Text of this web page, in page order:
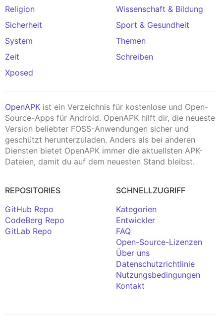
Religion
Wissenschaft & Bildung
Sicherheit
Sport & Gesundheit
System
Themen
Zeit
Schreiben
Xposed
OpenAPK ist ein Verzeichnis für kostenlose und Open-
Source-Apps für Android. OpenAPK hilft dir, die neueste
Version beliebter FOSS-Anwendungen sicher und
geschützt herunterzuladen. Anders als bei anderen
Diensten bietet OpenAPK immer die aktuellsten APK-
Dateien, damit du auf dem neuesten Stand bleibst.
REPOSITORIES
GitHub Repo
CodeBerg Repo
GitLab Repo
SCHNELLZUGRIFF
Kategorien
Entwickler
FAQ
Open-Source-Lizenzen
Über uns
Datenschutzrichtlinie
Nutzungsbedingungen
Kontakt